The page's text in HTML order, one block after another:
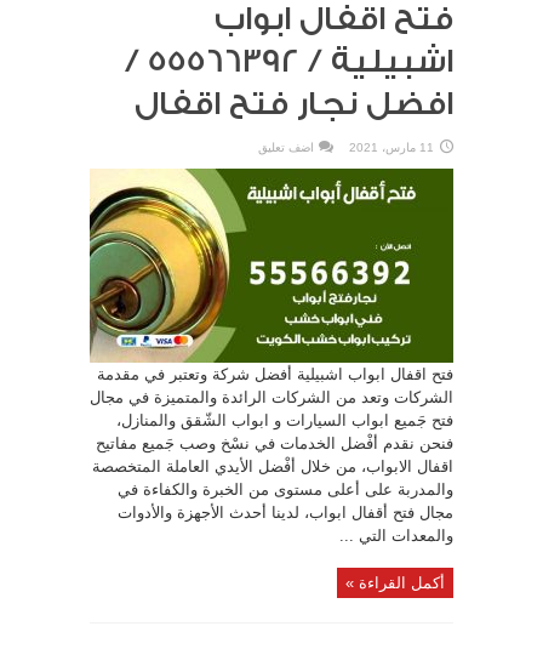
فتح اقفال ابواب
اشبيلية / 55566392 /
افضل نجار فتح اقفال
11 مارس، 2021 اضف تعليق
فتح اقفال ابواب اشبيلية أفضل شركة وتعتبر في مقدمة
الشركات وتعد من الشركات الرائدة والمتميزة في مجال
فتح جَميع ابواب السيارات و ابواب الشّقق والمنازل،
فنحن نقدم أفْضل الخدمات في نسْخ وصب جَميع مفاتيح
اقفال الابواب، من خلال أفْضل الأيدي العاملة المتخصصة
والمدربة على أعلى مستوى من الخبرة والكفاءة في
مجال فتح أقفال ابواب، لدينا أحدث الأجهزة والأدوات
والمعدات التي ...
أكمل القراءة »